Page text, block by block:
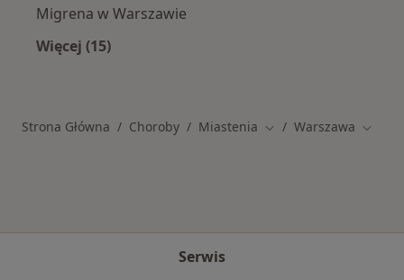
Migrena w Warszawie
Więcej (15)
Strona Główna Choroby Miastenia Zmień miasto
Warszawa Zmień
Serwis